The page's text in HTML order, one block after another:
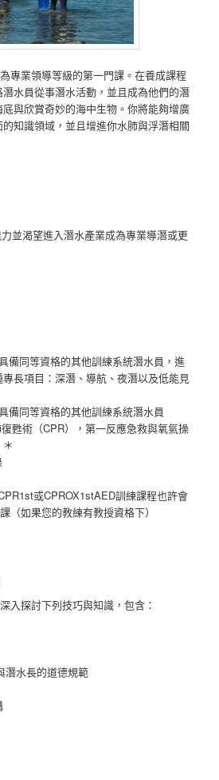
專業領導等級的第一門課。在養成課程
水員從事潛水活動，並且成為他們的潛
與欣賞奇妙的海中生物。你將能夠增廣
知識領域，並且增進你水肺與浮潛相關
並渴望進入潛水產業成為專業導潛或更
備同等資格的其他訓練系統潛水員，進
長項目：深潛、導航、夜潛以及低能見
備同等資格的其他訓練系統潛水員
甦術（CPR），第一反應急救與氧氣操
或CPROX1stAED訓練課程也許會
（如果您的教練有教授資格下）
入探討下列技巧與知識，包含：
潛水長的道德規範